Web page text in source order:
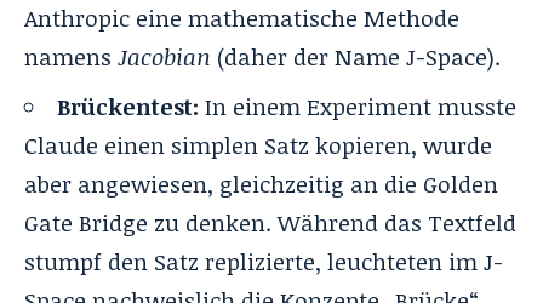
Anthropic eine mathematische Methode
namens Jacobian (daher der Name J-Space).
Brückentest: In einem Experiment musste
Claude einen simplen Satz kopieren, wurde
aber angewiesen, gleichzeitig an die Golden
Gate Bridge zu denken. Während das Textfeld
stumpf den Satz replizierte, leuchteten im J-